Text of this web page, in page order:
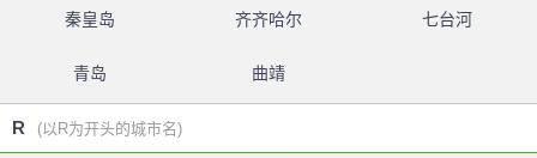
秦皇岛 齐齐哈尔 七台河
青岛 曲靖
R (以R为开头的城市名)